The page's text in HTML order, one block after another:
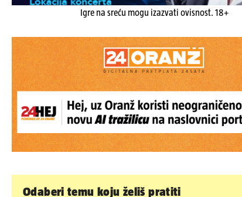
Igre na sreću mogu izazvati ovisnost. 18+
Odaberi temu koju želiš pratiti